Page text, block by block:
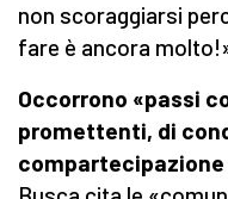
non scoraggiarsi
fare è ancora
Occorrono «passi
promettenti, di